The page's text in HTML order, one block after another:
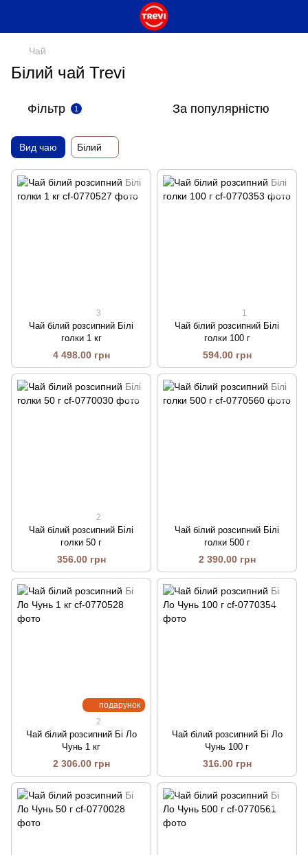
Чай
Білий чай Trevi
Фільтр 1 За популярністю
Вид чаю Білий
3
Чай білий розсипний Білі
голки 1 кг
4 498.00 грн
1
Чай білий розсипний Білі
голки 100 г
594.00 грн
2
Чай білий розсипний Білі
голки 50 г
356.00 грн
Чай білий розсипний Білі
голки 500 г
2 390.00 грн
подарунок
2
Чай білий розсипний Бі Ло
Чунь 1 кг
2 306.00 грн
Чай білий розсипний Бі Ло
Чунь 100 г
316.00 грн